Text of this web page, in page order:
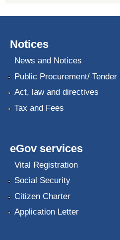
Notices
News and Notices
Public Procurement/ Tender
Act, law and directives
Tax and Fees
eGov services
Vital Registration
Social Security
Citizen Charter
Application Letter